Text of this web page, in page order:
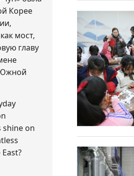
Корее
мост,
главу
shine on